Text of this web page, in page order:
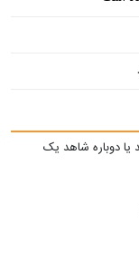
یا دوباره شاهد یک